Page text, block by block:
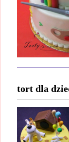
tort dla